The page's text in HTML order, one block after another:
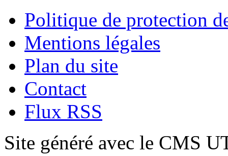
Politique de protection
Mentions légales
Plan du site
Contact
Flux RSS
Site généré avec le CMS